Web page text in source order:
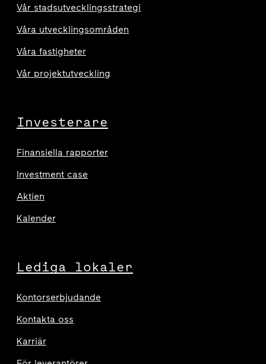
Vår stadsutvecklingsstrategi
Våra utvecklingsområden
Våra fastigheter
Vår projektutveckling
Investerare
Finansiella rapporter
Investment case
Aktien
Kalender
Lediga lokaler
Kontorserbjudande
Kontakta oss
Karriär